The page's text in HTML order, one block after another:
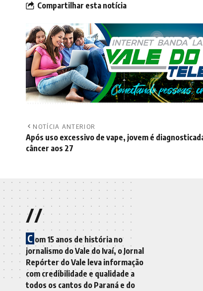
Compartilhar esta notícia
NOTÍCIA ANTERIOR
Após uso excessivo de vape, jovem é
câncer aos 27
//
C om 15 anos de história no
jornalismo do Vale do Ivaí, o Jornal
Repórter do Vale leva informação
com credibilidade e qualidade a
todos os cantos do Paraná e do